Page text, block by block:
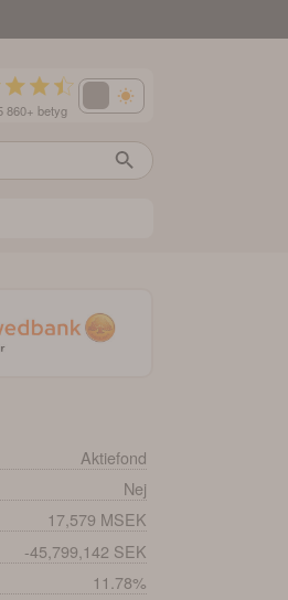
860+ betyg
Aktiefond
Nej
17,579 MSEK
-45,799,142 SEK
11.78%